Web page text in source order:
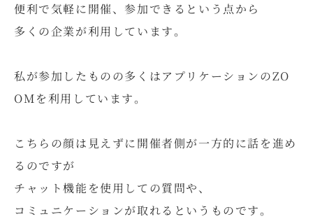
便利で気軽に開催、参加できるという点から
多くの企業が利用しています。
私が参加したものの多くはアプリケーションのZO
OMを利用しています。
こちらの顔は見えずに開催者側が一方的に話を進め
るのですが
チャット機能を使用しての質問や、
コミュニケーションが取れるというものです。